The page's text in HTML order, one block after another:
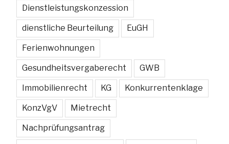
Dienstleistungskonzession
dienstliche Beurteilung EuGH
Ferienwohnungen
Gesundheitsvergaberecht GWB
Immobilienrecht KG Konkurrentenklage
KonzVgV Mietrecht
Nachprüfungsantrag